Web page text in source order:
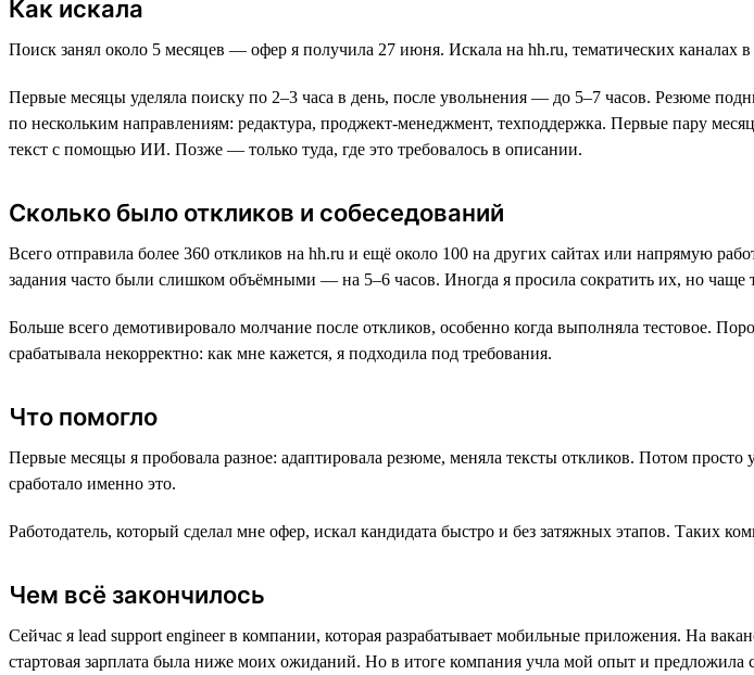
Как искала
Поиск занял около 5 месяцев — офер я получила 27 июня. Искала на hh.ru, тематических каналах
Первые месяцы уделяла поиску по 2–3 часа в день, после увольнения — до 5–7 часов. Резюме
по нескольким направлениям: редактура, проджект-менеджмент, техподдержка. Первые пару
текст с помощью ИИ. Позже — только туда, где это требовалось в описании.
Сколько было откликов и собеседований
Всего отправила более 360 откликов на hh.ru и ещё около 100 на других сайтах или напрямую
задания часто были слишком объёмными — на 5–6 часов. Иногда я просила сократить их, но чаще
Больше всего демотивировало молчание после откликов, особенно когда выполняла тестовое.
срабатывала некорректно: как мне кажется, я подходила под требования.
Что помогло
Первые месяцы я пробовала разное: адаптировала резюме, меняла тексты откликов. Потом
сработало именно это.
Работодатель, который сделал мне офер, искал кандидата быстро и без затяжных этапов.
Чем всё закончилось
Сейчас я lead support engineer в компании, которая разрабатывает мобильные приложения. На
стартовая зарплата была ниже моих ожиданий. Но в итоге компания учла мой опыт и предложила